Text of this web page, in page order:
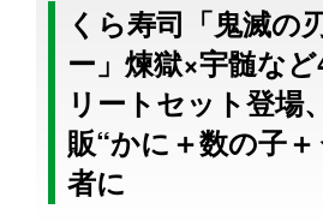
くら寿司「鬼滅の
ー」煉獄×宇髄な
リートセット登場
販“かに＋数の子
者に